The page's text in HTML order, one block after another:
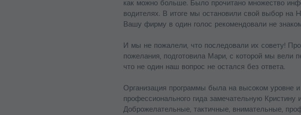
как можно больше. Было прочитано множество
водителях. В итоге мы остановили свой выбор на
Вашу фирму в один голос рекомендовали не
И мы не пожалели, что последовали их совету!
пожелания, подготовила Мари, с которой мы вели
что не один наш вопрос не остался без ответа.
Организация программы была на высоком уровне
профессионального гида замечательную Кристину
Доброжелательные, тактичные, внимательные,